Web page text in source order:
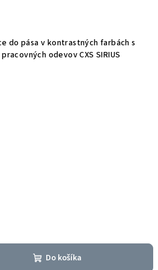
do pása v kontrastných farbách s
odevov CXS SIRIUS
Do košíka